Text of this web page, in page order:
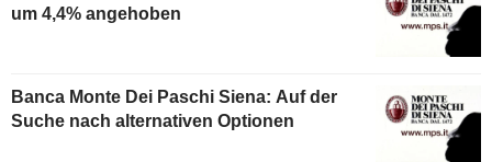
um 4,4% angehoben
Banca Monte Dei Paschi Siena: Auf der
Suche nach alternativen Optionen